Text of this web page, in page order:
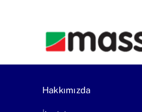
Hakkımızda